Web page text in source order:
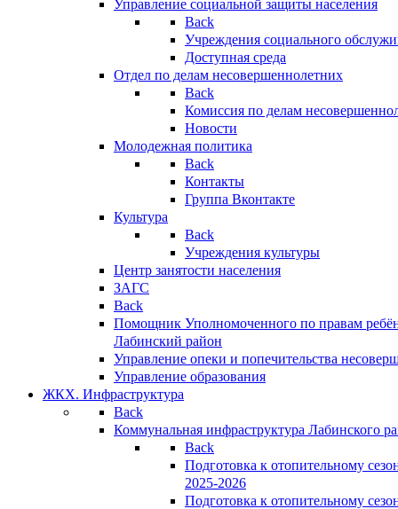
Управление социальной защиты населения
Back
Учреждения социального
Доступная среда
Отдел по делам несовершеннолетних
Back
Комиссия по делам
Новости
Молодежная политика
Back
Контакты
Группа Вконтакте
Культура
Back
Учреждения культуры
Центр занятости населения
ЗАГС
Back
Помощник Уполномоченного по правам
Лабинский район
Управление опеки и попечительства
Управление образования
ЖКХ. Инфраструктура
Back
Коммунальная инфраструктура Лабинского
Back
Подготовка к отопительному
2025-2026
Подготовка к отопительному